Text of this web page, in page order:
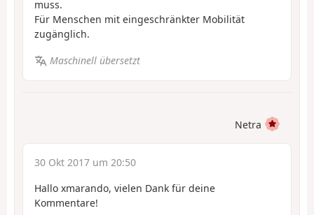
muss.
Für Menschen mit eingeschränkter Mobilität
zugänglich.
Maschinell übersetzt
Netra
30 Okt 2017 um 20:50
Hallo xmarando, vielen Dank für deine
Kommentare!